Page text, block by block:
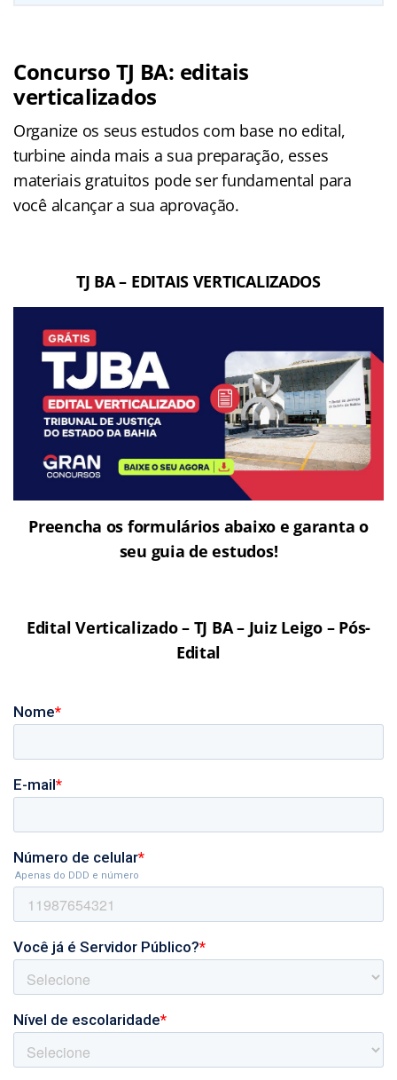
Concurso TJ BA: editais
verticalizados
Organize os seus estudos com base no edital,
turbine ainda mais a sua preparação, esses
materiais gratuitos pode ser fundamental para
você alcançar a sua aprovação.
TJ BA – EDITAIS VERTICALIZADOS
Preencha os formulários abaixo e garanta o
seu guia de estudos!
Edital Verticalizado – TJ BA – Juiz Leigo – Pós-
Edital